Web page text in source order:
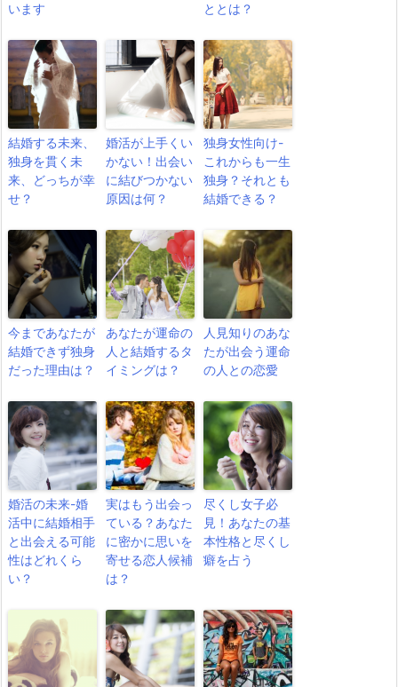
います
ととは？
結婚する未来、
独身を貫く未
来、どっちが幸
せ？
婚活が上手くい
かない！出会い
に結びつかない
原因は何？
独身女性向け-
これからも一生
独身？それとも
結婚できる？
今まであなたが
結婚できず独身
だった理由は？
あなたが運命の
人と結婚するタ
イミングは？
人見知りのあな
たが出会う運命
の人との恋愛
婚活の未来-婚
活中に結婚相手
と出会える可能
性はどれくら
い？
実はもう出会っ
ている？あなた
に密かに思いを
寄せる恋人候補
は？
尽くし女子必
見！あなたの基
本性格と尽くし
癖を占う